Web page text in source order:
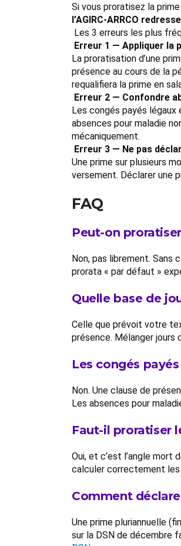
Si vous proratisez la
l’AGIRC-ARRCO
Les 3 erreurs les plus
Erreur 1 — Appliquer la
La proratisation d’une
présence au cours de la
requalifiera la prime en
Erreur 2 — Confondre
Les congés payés légaux
absences pour maladie
mécaniquement.
Erreur 3 — Ne pas
Une prime sur plusieurs
versement. Déclarer une
FAQ
Peut-on
Non, pas librement. Sans
prorata « par défaut »
Quelle base de
Celle que prévoit votre
présence. Mélanger jours
Les congés
Non. Une clause de
Les absences pour
Faut-il proratiser
Oui, et c’est l’angle
calculer correctement les
Comment
Une prime pluriannuelle
sur la DSN de décembre